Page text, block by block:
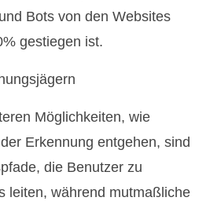
Bots von den Websites
gestiegen ist.
Möglichkeiten, wie
Erkennung entgehen, sind
die Benutzer zu
leiten, während mutmaßliche